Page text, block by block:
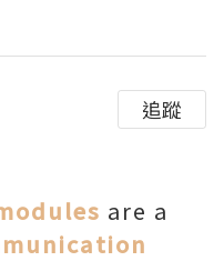
追蹤
are a